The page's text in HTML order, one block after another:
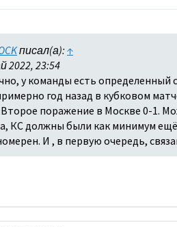
писал(а): ↑
2022, 23:54
у команды есть
год назад в кубковом
Второе поражение в Москве 0-1.
КС должны были как минимум ещё
И , в первую очередь,